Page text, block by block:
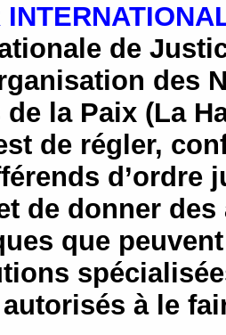
de
des
de la Paix (La
de régler,
de donner
que
à le